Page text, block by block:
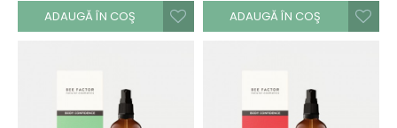
ADAUGĂ ÎN COŞ ADAUGĂ ÎN COŞ